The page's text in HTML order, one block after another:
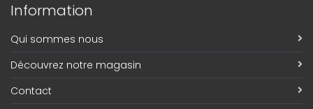
Information
Qui sommes nous
Découvrez notre magasin
Contact